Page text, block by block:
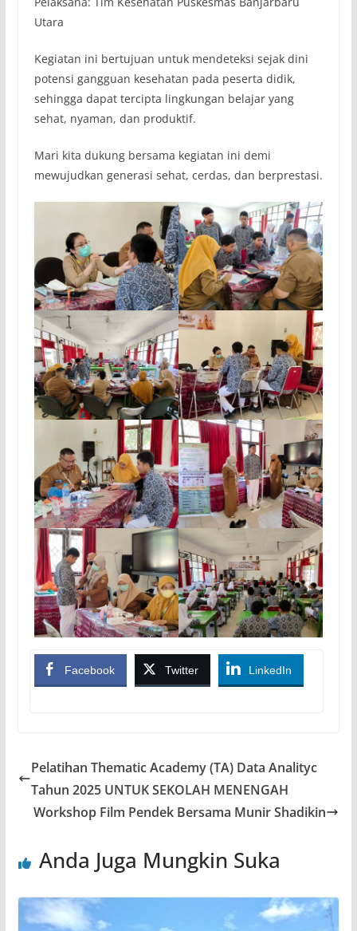
Utara
Kegiatan ini bertujuan untuk mendeteksi sejak dini
potensi gangguan kesehatan pada peserta didik,
sehingga dapat tercipta lingkungan belajar yang
sehat, nyaman, dan produktif.
Mari kita dukung bersama kegiatan ini demi
mewujudkan generasi sehat, cerdas, dan berprestasi.
Facebook Twitter LinkedIn
Pelatihan Thematic Academy (TA) Data Analityc
Tahun 2025 UNTUK SEKOLAH MENENGAH
Workshop Film Pendek Bersama Munir Shadikin
Anda Juga Mungkin Suka